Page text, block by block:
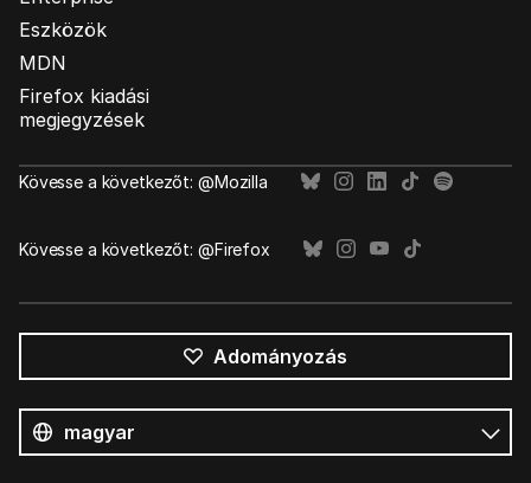
Eszközök
MDN
Firefox kiadási
megjegyzések
Kövesse a következőt: @Mozilla
Kövesse a következőt: @Firefox
Adományozás
nyelv
Nyelv